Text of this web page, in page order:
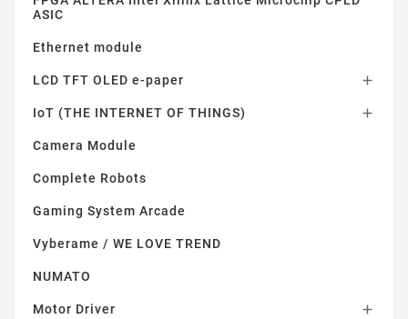
ASIC
Ethernet module
LCD TFT OLED e-paper 
IoT (THE INTERNET OF THINGS) 
Camera Module
Complete Robots
Gaming System Arcade
Vyberame / WE LOVE TREND
NUMATO
Motor Driver 